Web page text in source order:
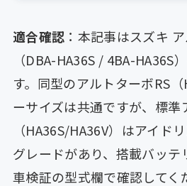
適合確認 ：本記事はスズキ
（DBA-HA36S / 4BA-HA36S
す。同型のアルトターボRS
ーサイズは共通ですが、標準
（HA36S/HA36V）はアイド
グレードがあり、搭載バッテ
車検証の型式欄で確認してく